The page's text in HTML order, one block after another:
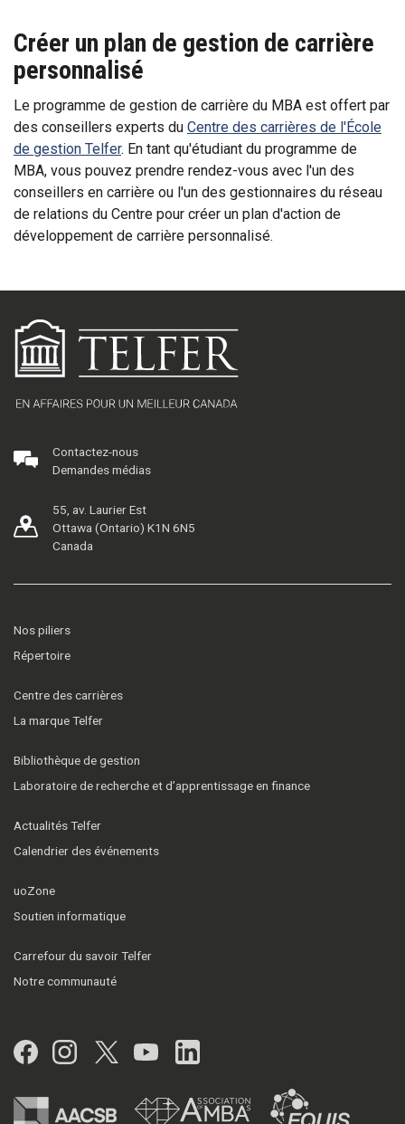
Créer un plan de gestion de carrière
personnalisé
Le programme de gestion de carrière du MBA est offert par
des conseillers experts du Centre des carrières de l'École
de gestion Telfer. En tant qu'étudiant du programme de
MBA, vous pouvez prendre rendez-vous avec l'un des
conseillers en carrière ou l'un des gestionnaires du réseau
de relations du Centre pour créer un plan d'action de
développement de carrière personnalisé.
Contactez-nous
Demandes médias
55, av. Laurier Est
Ottawa (Ontario) K1N 6N5
Canada
Nos piliers
Répertoire
Centre des carrières
La marque Telfer
Bibliothèque de gestion
Laboratoire de recherche et d’apprentissage en finance
Actualités Telfer
Calendrier des événements
uoZone
Soutien informatique
Carrefour du savoir Telfer
Notre communauté
Facebook
Instagram
Twitter
YouTubeLinkedIn